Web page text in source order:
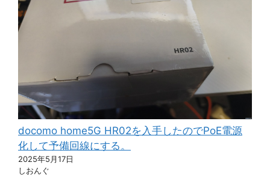
docomo home5G HR02を入手したのでPoE電源
化して予備回線にする。
2025年5月17日
しおんぐ